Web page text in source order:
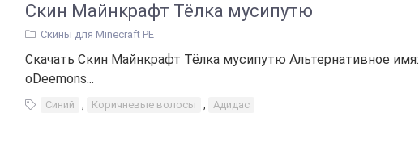
Скин Майнкрафт Тёлка мусипутю
Скины для Minecraft PE
Скачать Скин Майнкрафт Тёлка мусипутю Альтернативное имя:
oDeemons...
Синий , Коричневые волосы , Адидас